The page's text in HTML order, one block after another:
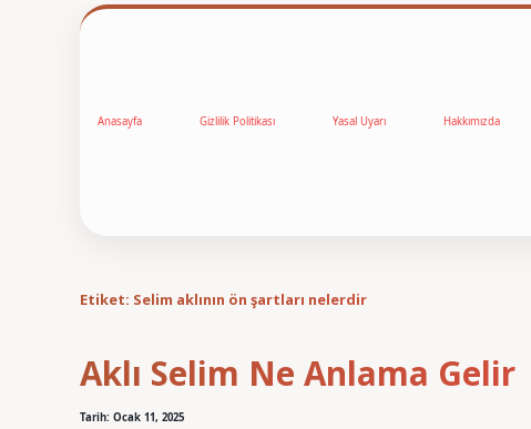
Anasayfa Gizlilik Politikası Yasal Uyarı Hakkımızda
Etiket: Selim aklının ön şartları nelerdir
Aklı Selim Ne Anlama Gelir
Tarih: Ocak 11, 2025